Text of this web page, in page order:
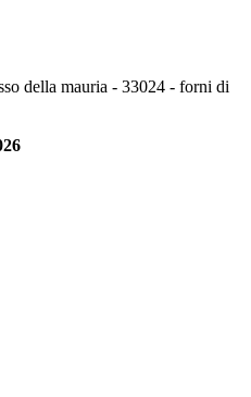
della mauria - 33024 - forni di